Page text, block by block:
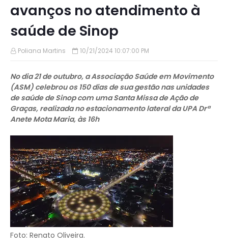
avanços no atendimento à
saúde de Sinop
Poliana Martins 10/21/2024 10:07:00 PM
No dia 21 de outubro, a Associação Saúde em Movimento
(ASM) celebrou os 150 dias de sua gestão nas unidades
de saúde de Sinop com uma Santa Missa de Ação de
Graças, realizada no estacionamento lateral da UPA Drª
Anete Mota Maria, às 16h
Foto: Renato Oliveira.